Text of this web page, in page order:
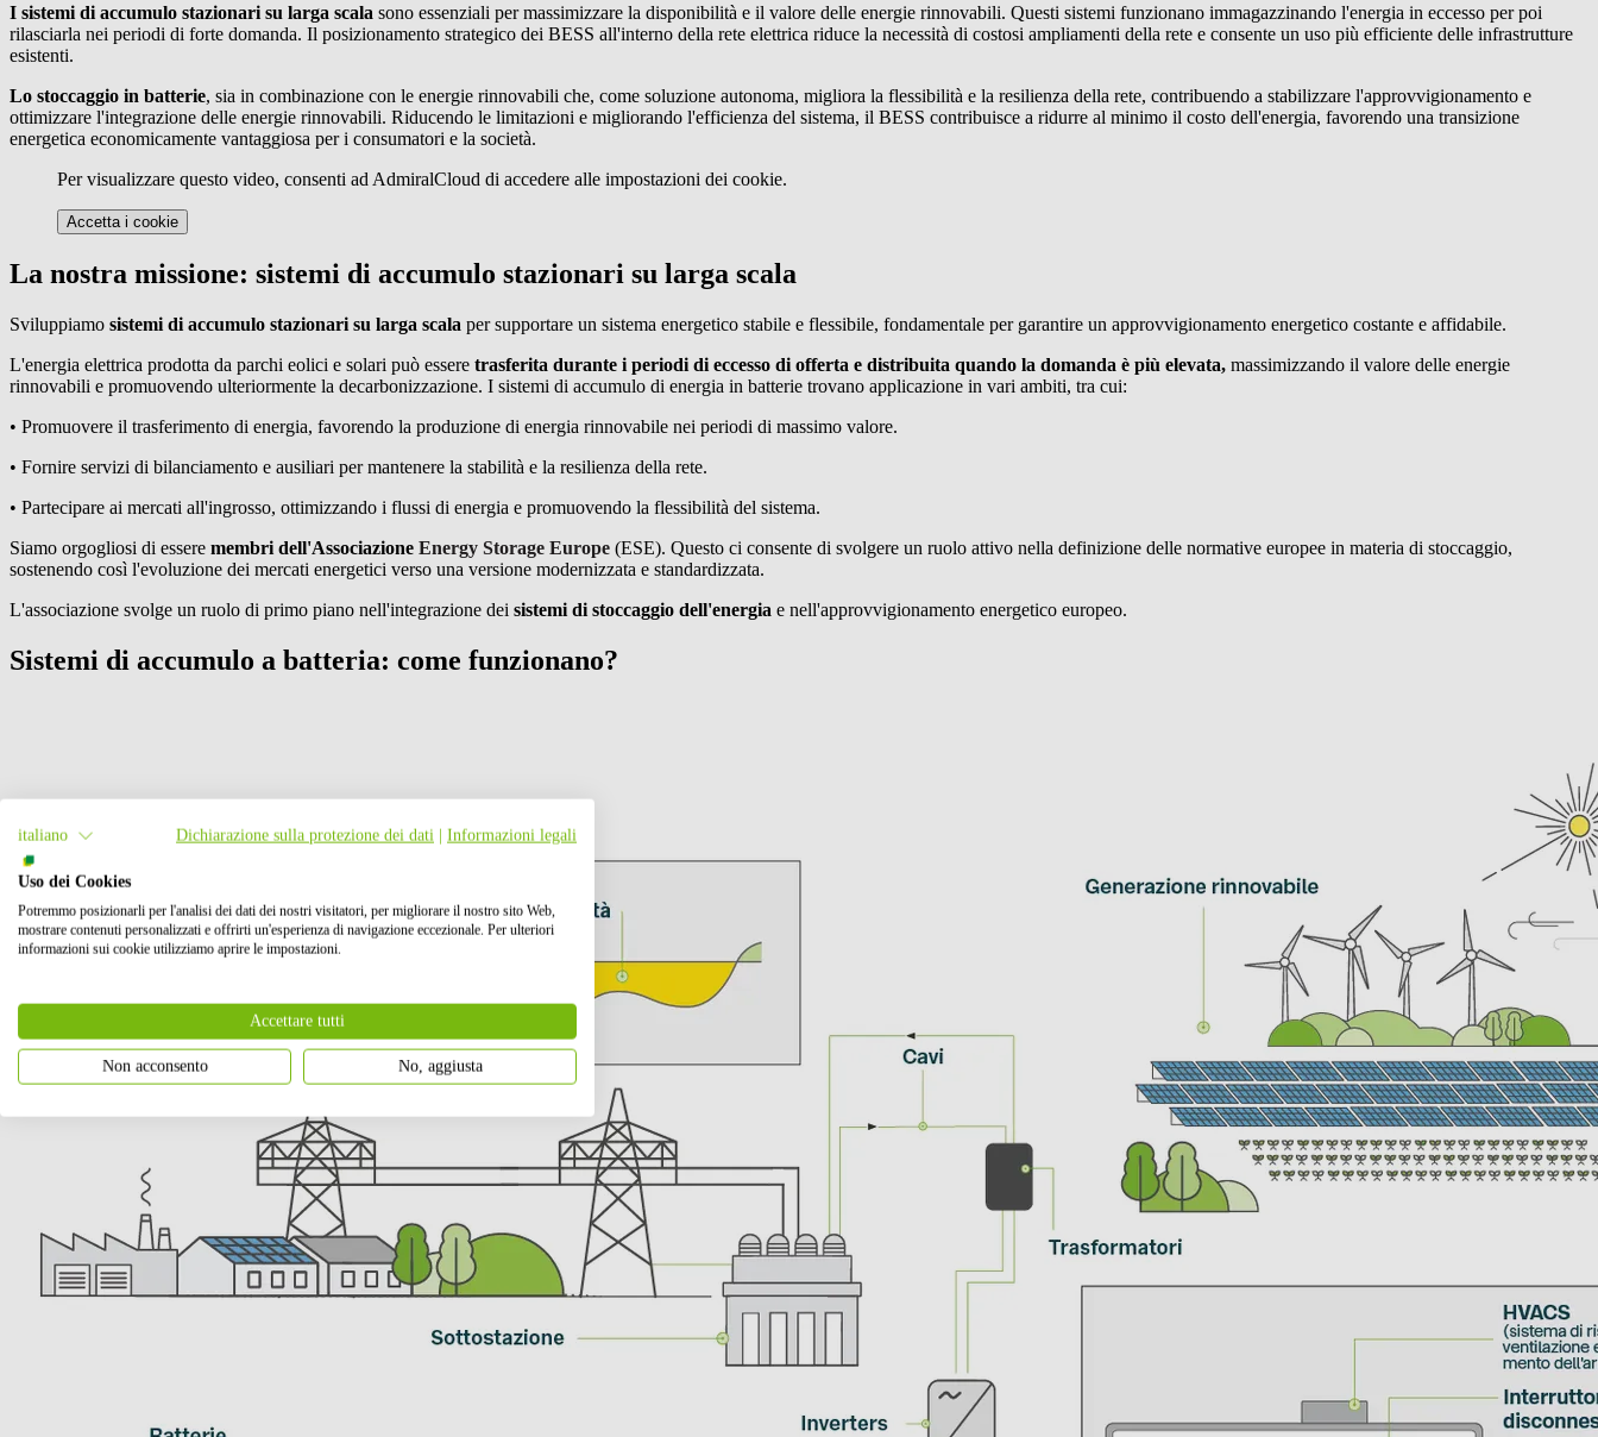
I sistemi di accumulo stazionari su larga scala sono essenziali per massimizzare la disponibilità e il valore delle energie rinnovabili. Questi sistemi funzionano immagazzinando l'energia in eccesso per poi
rilasciarla nei periodi di forte domanda. Il posizionamento strategico dei BESS all'interno della rete elettrica riduce la necessità di costosi ampliamenti della rete e consente un uso più efficiente delle infrastrutture
esistenti.
Lo stoccaggio in batterie, sia in combinazione con le energie rinnovabili che, come soluzione autonoma, migliora la flessibilità e la resilienza della rete, contribuendo a stabilizzare l'approvvigionamento e
ottimizzare l'integrazione delle energie rinnovabili. Riducendo le limitazioni e migliorando l'efficienza del sistema, il BESS contribuisce a ridurre al minimo il costo dell'energia, favorendo una transizione
energetica economicamente vantaggiosa per i consumatori e la società.
Per visualizzare questo video, consenti ad AdmiralCloud di accedere alle impostazioni dei cookie.
Accetta i cookie
La nostra missione: sistemi di accumulo stazionari su larga scala
Sviluppiamo sistemi di accumulo stazionari su larga scala per supportare un sistema energetico stabile e flessibile, fondamentale per garantire un approvvigionamento energetico costante e affidabile.
L'energia elettrica prodotta da parchi eolici e solari può essere trasferita durante i periodi di eccesso di offerta e distribuita quando la domanda è più elevata, massimizzando il valore delle energie
rinnovabili e promuovendo ulteriormente la decarbonizzazione. I sistemi di accumulo di energia in batterie trovano applicazione in vari ambiti, tra cui:
• Promuovere il trasferimento di energia, favorendo la produzione di energia rinnovabile nei periodi di massimo valore.
• Fornire servizi di bilanciamento e ausiliari per mantenere la stabilità e la resilienza della rete.
• Partecipare ai mercati all'ingrosso, ottimizzando i flussi di energia e promuovendo la flessibilità del sistema.
Siamo orgogliosi di essere membri dell'Associazione Energy Storage Europe (ESE). Questo ci consente di svolgere un ruolo attivo nella definizione delle normative europee in materia di stoccaggio,
sostenendo così l'evoluzione dei mercati energetici verso una versione modernizzata e standardizzata.
L'associazione svolge un ruolo di primo piano nell'integrazione dei sistemi di stoccaggio dell'energia e nell'approvvigionamento energetico europeo.
Sistemi di accumulo a batteria: come funzionano?
italiano Dichiarazione sulla protezione dei dati Informazioni legali
Uso dei Cookies
Potremmo posizionarli per l'analisi dei dati dei nostri visitatori, per migliorare il nostro sito Web,
mostrare contenuti personalizzati e offrirti un'esperienza di navigazione eccezionale. Per ulteriori
informazioni sui cookie utilizziamo aprire le impostazioni.
Accettare tutti
Non acconsento No, aggiusta